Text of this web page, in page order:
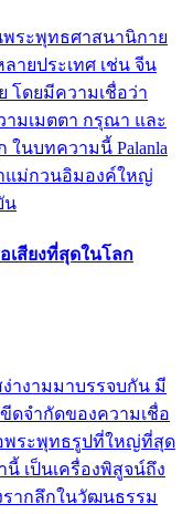
พระพุทธศาสนานิกาย
ายประเทศ เช่น จีน
โดยมีความเชื่อว่า
มเมตตา กรุณา และ
นบทความนี้ Palanla
แม่กวนอิมองค์ใหญ่
น
สียงที่สุดในโลก
างามมาบรรจบกัน มี
ดจำกัดของความเชื่อ
พระพุทธรูปที่ใหญ่ที่สุด
เป็นเครื่องพิสูจน์ถึง
ากลึกในวัฒนธรรม